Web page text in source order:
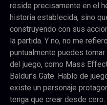
reside precisamente en el
historia establecida, sino
construyendo con sus
la partida. Y no, no me
puntualmente puedes
del juego, como Mass
Baldur’s Gate. Hablo de
existe un personaje
tenga que crear desde